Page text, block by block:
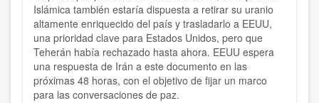
Islámica también estaría dispuesta a retirar su uranio
altamente enriquecido del país y trasladarlo a EEUU,
una prioridad clave para Estados Unidos, pero que
Teherán había rechazado hasta ahora. EEUU espera
una respuesta de Irán a este documento en las
próximas 48 horas, con el objetivo de fijar un marco
para las conversaciones de paz.